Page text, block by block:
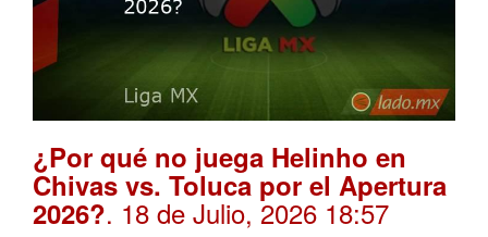
¿Por qué no juega Helinho en
Chivas vs. Toluca por el Apertura
2026?. 18 de Julio, 2026 18:57